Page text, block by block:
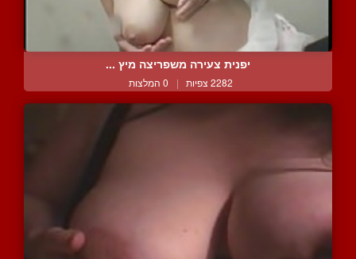
יפנית צעירה משפריצה מיץ ...
2282 צפיות | 0 המלצות